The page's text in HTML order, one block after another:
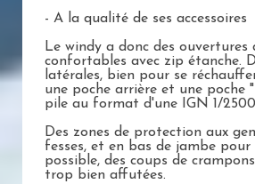
- A la qualité de ses accessoires
Le windy a donc des ouvertures
confortables avec zip étanche.
latérales, bien pour se
une poche arrière et une poche
pile au format d'une IGN 1/
Des zones de protection aux
fesses, et en bas de jambe
possible, des coups de
trop bien affutées.